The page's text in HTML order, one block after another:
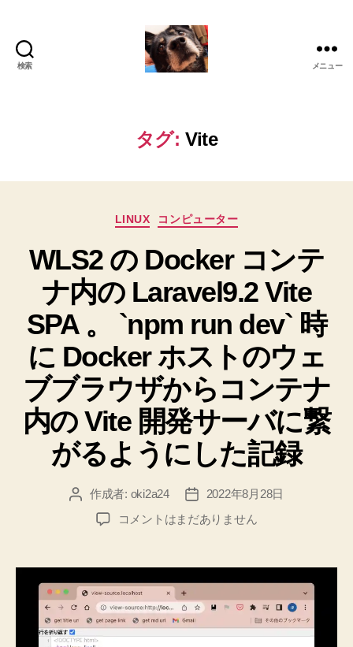
検索 メニュー
タグ: Vite
カ
ゴ
リ
ー
LINUX コンピューター
WLS2 の Docker コンテ
ナ内の Laravel9.2 Vite
SPA 。 `npm run dev` 時
に Docker ホストのウェ
ブブラウザからコンテナ
内の Vite 開発サーバに繋
がるようにした記録
投 作成者: oki2a24
投
稿
日
2022年8月28日
WLS2
コ
ン
テ
ナ
内
コメントはまだありません